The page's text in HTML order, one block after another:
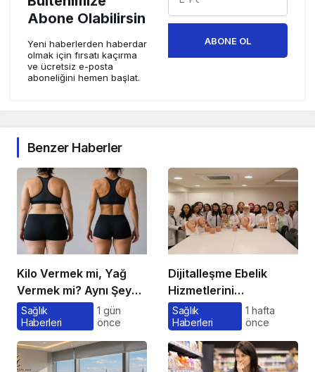
Abone Olabilirsin
Yeni haberlerden haberdar
olmak için fırsatı kaçırma
ve ücretsiz e-posta
aboneliğini hemen başlat.
ABONE OL
Benzer Haberler
Kilo Vermek mi, Yağ
Vermek mi? Aynı Şey
Sanıyoruz Ama Değil!
Sağlık
Haberleri
1 gün
önce
Dijitalleşme Ebelik
Hizmetlerini
Dönüştürüyor
Sağlık
Haberleri
1 hafta
önce